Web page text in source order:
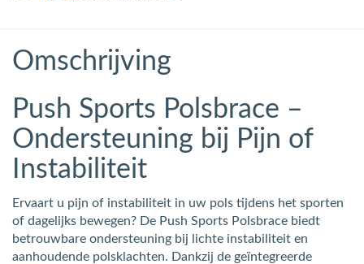
Omschrijving
Push Sports Polsbrace –
Ondersteuning bij Pijn of
Instabiliteit
Ervaart u pijn of instabiliteit in uw pols tijdens het sporten
of dagelijks bewegen? De Push Sports Polsbrace biedt
betrouwbare ondersteuning bij lichte instabiliteit en
aanhoudende polsklachten. Dankzij de geïntegreerde